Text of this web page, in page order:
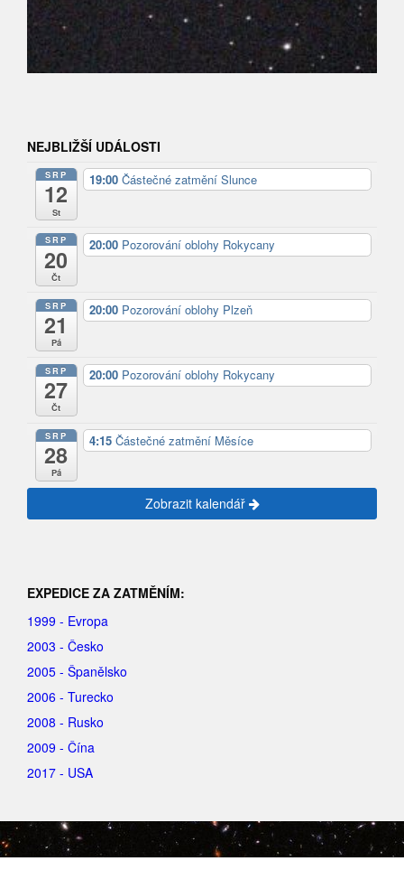
NEJBLIŽŠÍ UDÁLOSTI
SRP
12
St
19:00 Částečné zatmění Slunce
SRP
20
Čt
20:00 Pozorování oblohy Rokycany
SRP
21
Pá
20:00 Pozorování oblohy Plzeň
SRP
27
Čt
20:00 Pozorování oblohy Rokycany
SRP
28
Pá
4:15 Částečné zatmění Měsíce
Zobrazit kalendář
EXPEDICE ZA ZATMĚNÍM:
1999 - Evropa
2003 - Česko
2005 - Španělsko
2006 - Turecko
2008 - Rusko
2009 - Čína
2017 - USA